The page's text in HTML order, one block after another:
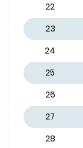
22
23
24
25
26
27
28